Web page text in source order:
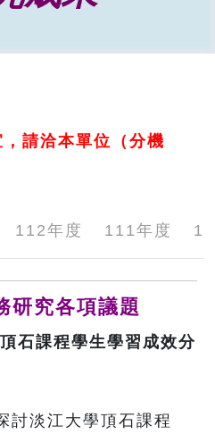
請洽本單位（分機
112年度 111年度
研究各項議題
石課程學生學習成效分
討淡江大學頂石課程